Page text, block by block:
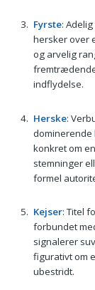
Fyrste:
hersker over
og arvelig
indflydelse.
Herske:
dominerende
konkret om
stemninger
formel
Kejser: Titel
forbundet
signalerer
figurativt om
ubestridt.